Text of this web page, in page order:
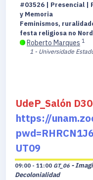
#03526 | Presencial |
y Memoria
Feminismos,
festa religiosa no
Roberto Marques 1
1 - Universidade
UdeP_Salón
https://
UT09
09:00 - 11:00 GT_06 -
Decolonialidad